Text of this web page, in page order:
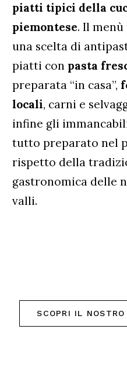
piatti tipici della
piemontese. Il
una scelta di
piatti con pasta
preparata “in casa”,
locali, carni e
infine gli
tutto preparato nel
rispetto della
gastronomica delle
valli.
SCOPRI IL NOSTRO